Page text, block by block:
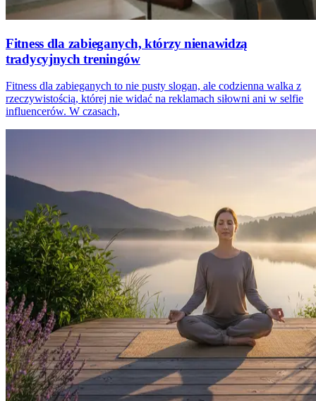
Fitness dla zabieganych, którzy nienawidzą
tradycyjnych treningów
Fitness dla zabieganych to nie pusty slogan, ale codzienna walka z
rzeczywistością, której nie widać na reklamach siłowni ani w selfie
influencerów. W czasach,